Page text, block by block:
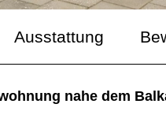
Ausstattung
nahe dem